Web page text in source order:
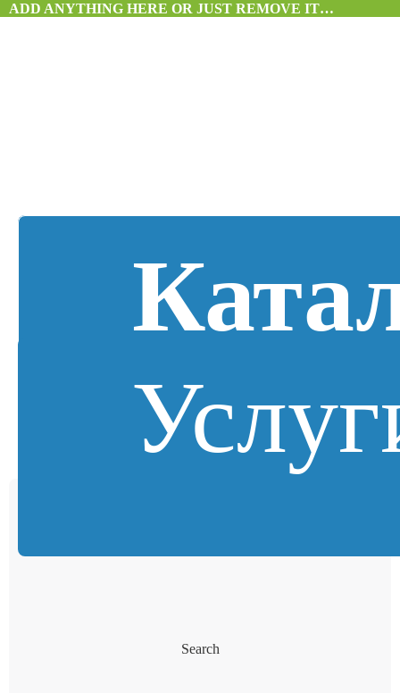
ADD ANYTHING HERE OR JUST REMOVE IT…
Search